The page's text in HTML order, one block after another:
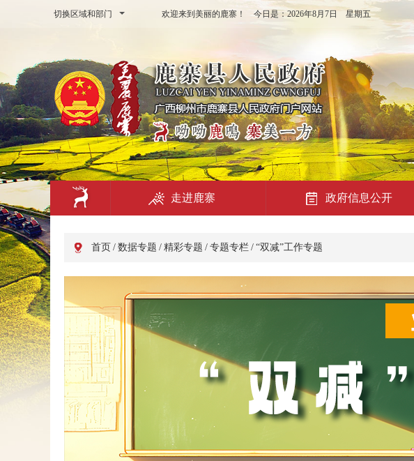
切换区域和部门 欢迎来到美丽的鹿寨！ 今日是： 2026年8月7日 星期五
走进鹿寨 政府信息公开
首页 / 数据专题 / 精彩专题 / 专题专栏 / “双减”工作专题